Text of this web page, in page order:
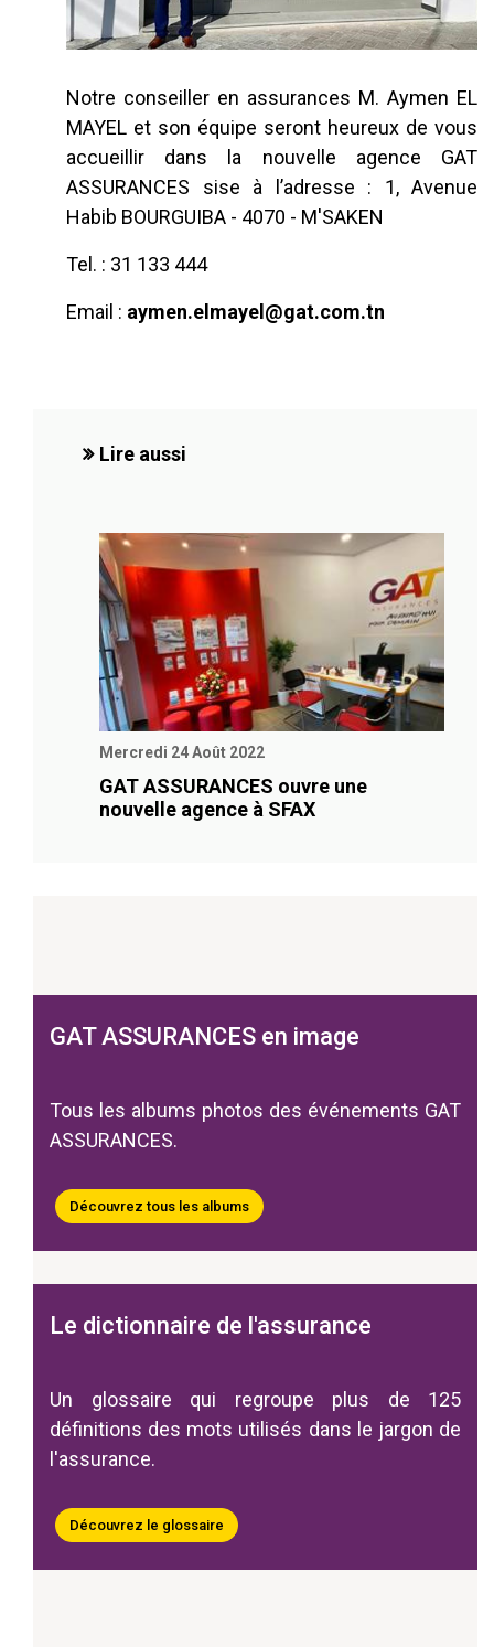
Notre conseiller en assurances M. Aymen EL
MAYEL et son équipe seront heureux de vous
accueillir dans la nouvelle agence GAT
ASSURANCES sise à l’adresse : 1, Avenue
Habib BOURGUIBA - 4070 - M'SAKEN
Tel. : 31 133 444
Email : aymen.elmayel@gat.com.tn
Lire aussi
Mercredi 24 Août 2022
GAT ASSURANCES ouvre une
nouvelle agence à SFAX
GAT ASSURANCES en image
Tous les albums photos des événements GAT
ASSURANCES.
Découvrez tous les albums
Le dictionnaire de l'assurance
Un glossaire qui regroupe plus de 125
définitions des mots utilisés dans le jargon de
l'assurance.
Découvrez le glossaire